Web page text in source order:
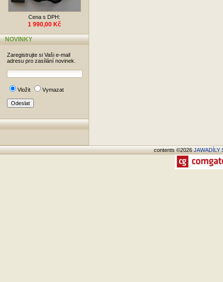
Cena s DPH:
1 990,00 Kč
NOVINKY
Zaregistrujte si Vaši e-mail
adresu pro zasílání novinek.
Vložit Vymazat
contents ©2026JAWADÍLY